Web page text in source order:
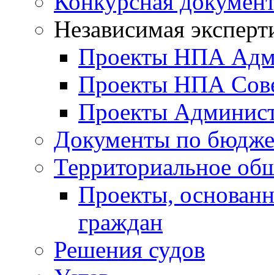
Независимая
Проекты НПА
Проекты НПА
Проекты
Документы по
Территориальное
Проекты,
граждан
Решения судов